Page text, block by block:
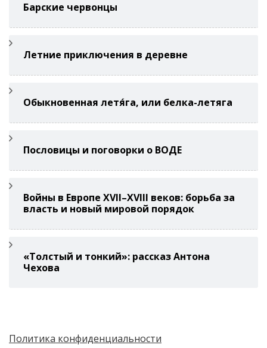
Барские червонцы
Летние приключения в деревне
Обыкновенная летя́га, или белка-летяга
Пословицы и поговорки о ВОДЕ
Войны в Европе XVII–XVIII веков: борьба за
власть и новый мировой порядок
«Толстый и тонкий»: рассказ Антона
Чехова
Политика конфиденциальности